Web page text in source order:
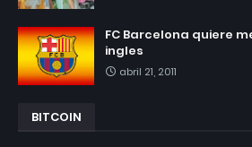
FC Barcelona quiere
ingles
abril 21, 2011
BITCOIN